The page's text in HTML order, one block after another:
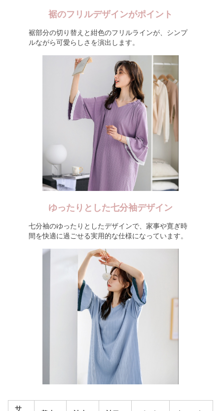
裾のフリルデザインがポイント
裾部分の切り替えと紺色のフリルラインが、シンプ
ルながら可愛らしさを演出します。
ゆったりとした七分袖デザイン
七分袖のゆったりとしたデザインで、家事や寛ぎ時
間を快適に過ごせる実用的な仕様になっています。
サ